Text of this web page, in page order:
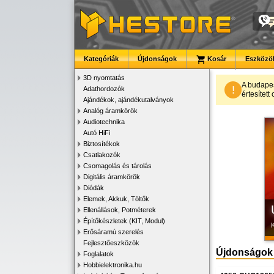
Kategóriák Újdonságok Kosár
3D nyomtatás
Adathordozók
Ajándékok, ajándékutalványok
Analóg áramkörök
Audiotechnika
Autó HiFi
Biztosítékok
Csatlakozók
Csomagolás és tárolás
Digitális áramkörök
Diódák
Elemek, Akkuk, Töltők
Ellenállások, Potméterek
Építőkészletek (KIT, Modul)
Erősáramú szerelés
Fejlesztőeszközök
Foglalatok
Hobbielektronika.hu
! A
értesített
Újdonságok